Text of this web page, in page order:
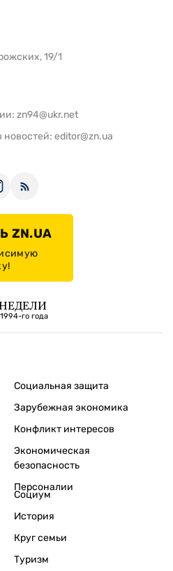
19/1
zn94@ukr.net
новостей: editor@zn.ua
ZN.UA
го года
Социальная защита
Зарубежная экономика
Конфликт интересов
Экономическая
безопасность
Персоналии
Социум
История
Круг семьи
Туризм